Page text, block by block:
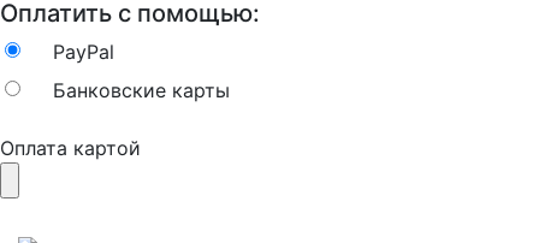
Оплатить с помощью:
PayPal
Банковские карты
Оплата картой